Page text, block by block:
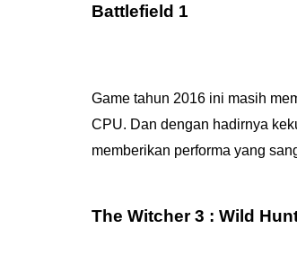
Battlefield 1
Game tahun 2016 ini masih
CPU. Dan dengan hadirnya
memberikan performa yang
The Witcher 3 : Wild